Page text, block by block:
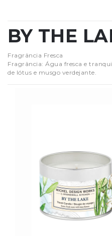
BY THE
Fragrância Fresca
Fragrância: Água fresca e
de lótus e musgo verdejante.